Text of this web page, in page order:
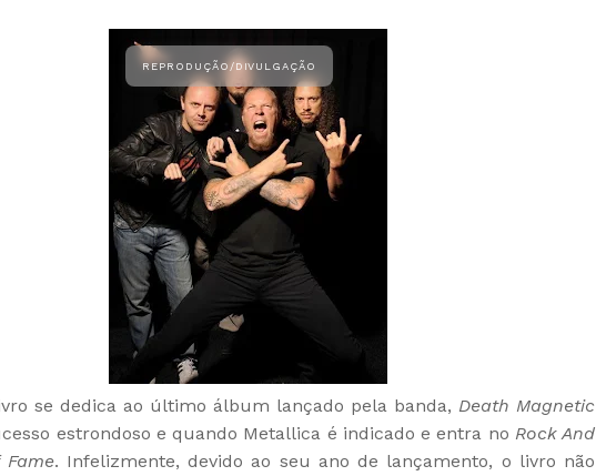
se dedica ao último álbum lançado pela banda, Death Magnetic
estrondoso e quando Metallica é indicado e entra no Rock And
. Infelizmente, devido ao seu ano de lançamento, o livro não